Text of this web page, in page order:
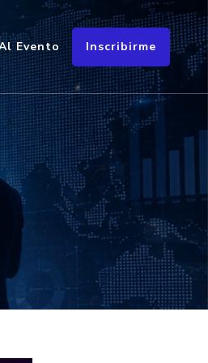
emergentes
Evento Inscribirme